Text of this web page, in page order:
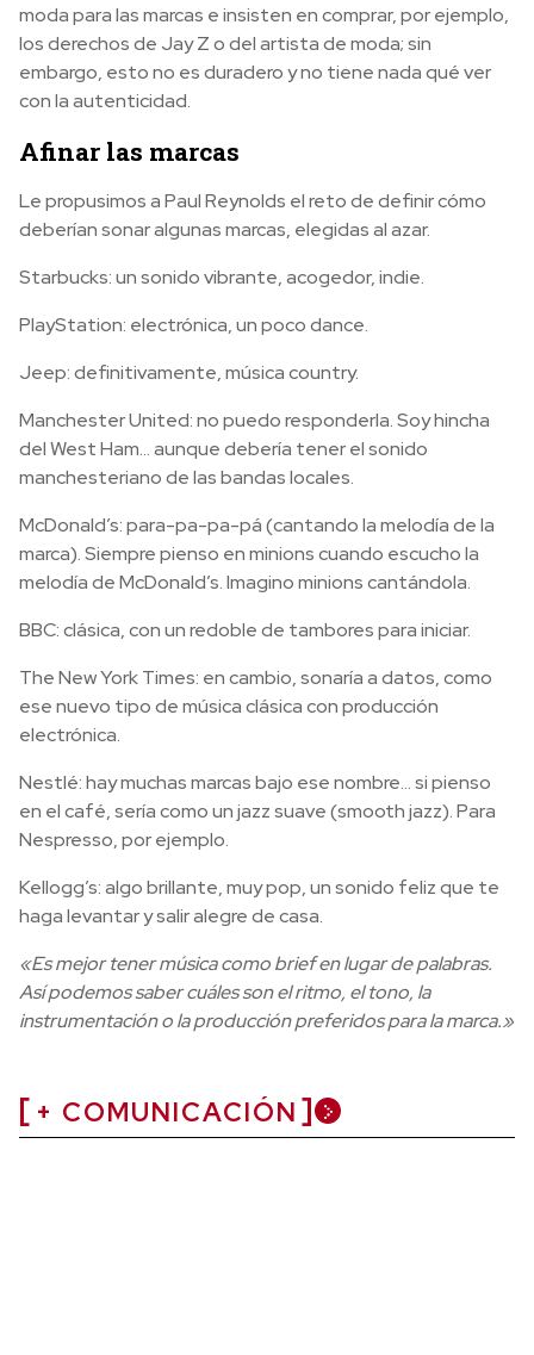
moda para las marcas e insisten en comprar, por ejemplo,
los derechos de Jay Z o del artista de moda; sin
embargo, esto no es duradero y no tiene nada qué ver
con la autenticidad.
Afinar las marcas
Le propusimos a Paul Reynolds el reto de definir cómo
deberían sonar algunas marcas, elegidas al azar.
Starbucks:un sonido vibrante, acogedor, indie.
PlayStation: electrónica, un poco dance.
Jeep:definitivamente, música country.
Manchester United:no puedo responderla. Soy hincha
del West Ham… aunque debería tener el sonido
manchesteriano de las bandas locales.
McDonald’s:para-pa-pa-pá (cantando la melodía de la
marca). Siempre pienso en minions cuando escucho la
melodía de McDonald’s. Imagino minions cantándola.
BBC:clásica, con un redoble de tambores para iniciar.
The New York Times: en cambio, sonaría a datos, como
ese nuevo tipo de música clásica con producción
electrónica.
Nestlé:hay muchas marcas bajo ese nombre… si pienso
en el café, sería como un jazz suave (smooth jazz). Para
Nespresso, por ejemplo.
Kellogg’s:algo brillante, muy pop, un sonido feliz que te
haga levantar y salir alegre de casa.
«Es mejor tener música como brief en lugar de palabras.
Así podemos saber cuáles son el ritmo, el tono, la
instrumentación o la producción preferidos para la marca.»
+ COMUNICACIÓN